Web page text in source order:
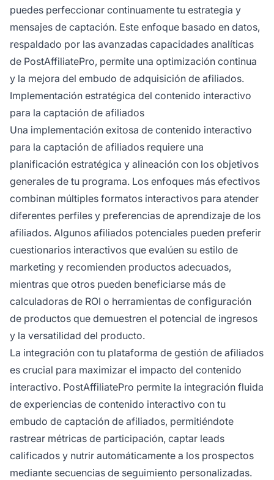
puedes perfeccionar continuamente tu estrategia y
mensajes de captación. Este enfoque basado en datos,
respaldado por las avanzadas capacidades analíticas
de PostAffiliatePro, permite una optimización continua
y la mejora del embudo de adquisición de afiliados.
Implementación estratégica del contenido interactivo
para la captación de afiliados
Una implementación exitosa de contenido interactivo
para la captación de afiliados requiere una
planificación estratégica y alineación con los objetivos
generales de tu programa. Los enfoques más efectivos
combinan múltiples formatos interactivos para atender
diferentes perfiles y preferencias de aprendizaje de los
afiliados. Algunos afiliados potenciales pueden preferir
cuestionarios interactivos que evalúen su estilo de
marketing y recomienden productos adecuados,
mientras que otros pueden beneficiarse más de
calculadoras de ROI o herramientas de configuración
de productos que demuestren el potencial de ingresos
y la versatilidad del producto.
La integración con tu plataforma de gestión de afiliados
es crucial para maximizar el impacto del contenido
interactivo. PostAffiliatePro permite la integración fluida
de experiencias de contenido interactivo con tu
embudo de captación de afiliados, permitiéndote
rastrear métricas de participación, captar leads
calificados y nutrir automáticamente a los prospectos
mediante secuencias de seguimiento personalizadas.